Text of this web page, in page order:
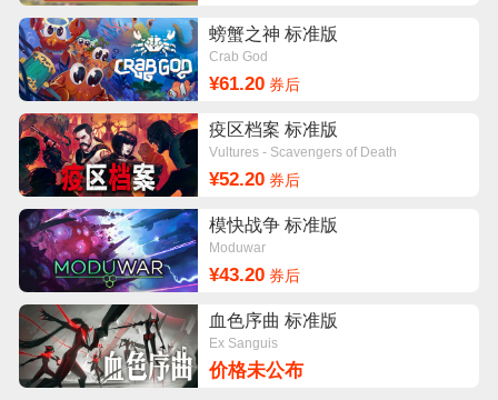
螃蟹之神 标准版
Crab God
¥61.20券后
疫区档案 标准版
Vultures - Scavengers of Death
¥52.20券后
模快战争 标准版
Moduwar
¥43.20券后
血色序曲 标准版
Ex Sanguis
价格未公布